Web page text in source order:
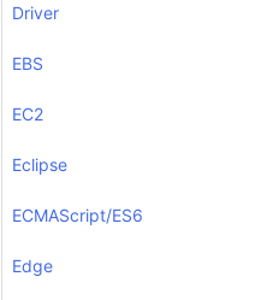
Driver
EBS
EC2
Eclipse
ECMAScript/ES6
Edge